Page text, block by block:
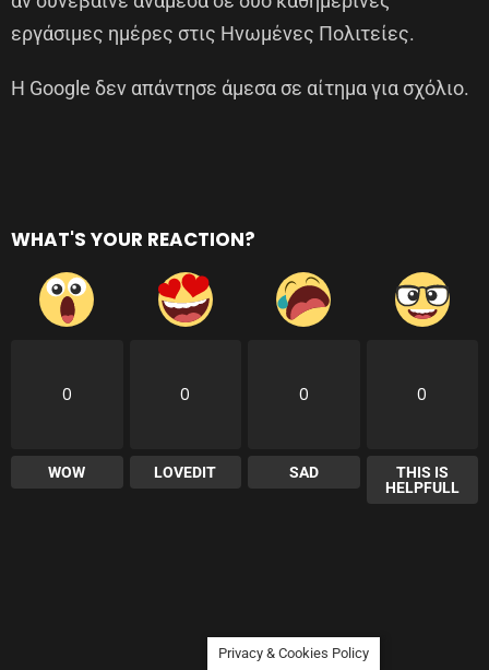
εργάσιμες ημέρες στις Ηνωμένες Πολιτείες.
Η Google δεν απάντησε άμεσα σε αίτημα για σχόλιο.
WHAT'S YOUR REACTION?
0
WOW
0
LOVEDIT
0
SAD
0
THIS IS
HELPFULL
Privacy & Cookies Policy